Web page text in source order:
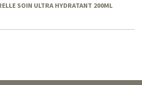
SOIN ULTRA HYDRATANT 200ML